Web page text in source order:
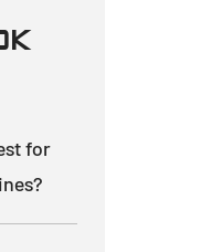
for